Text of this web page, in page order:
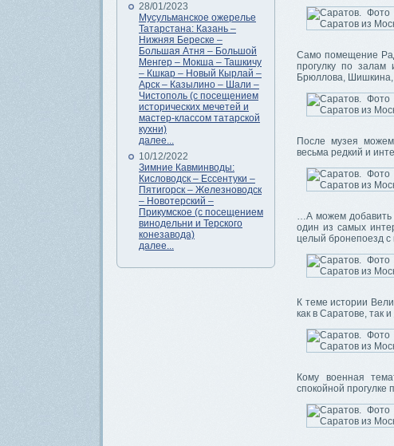
28/01/2023
Мусульманское ожерелье
Татарстана: Казань –
Нижняя Береске –
Большая Атня – Большой
Менгер – Мокша – Ташкичу
– Кшкар – Новый Кырлай –
Арск – Казылино – Шали –
Чистополь (с посещением
исторических мечетей и
мастер-классом татарской
кухни)
далее...
10/12/2022
Зимние Кавминводы:
Кисловодск – Ессентуки –
Пятигорск – Железноводск
– Новотерский –
Прикумское (с посещением
винодельни и Терского
конезавода)
далее...
Само помещение
прогулку по залам
Брюллова, Шишкина,
После музея можем
весьма редкий и
…А можем добавить
один из самых
целый бронепоезд с
К теме истории
как в Саратове, так
Кому военная
спокойной прогулке